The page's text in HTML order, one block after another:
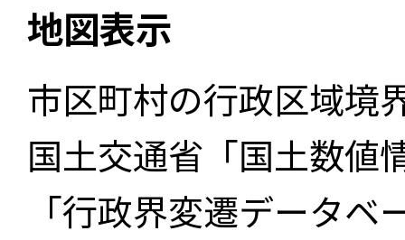
地図表示
市区町村の行政区域境
国土交通省「国土数値
「行政界変遷データ